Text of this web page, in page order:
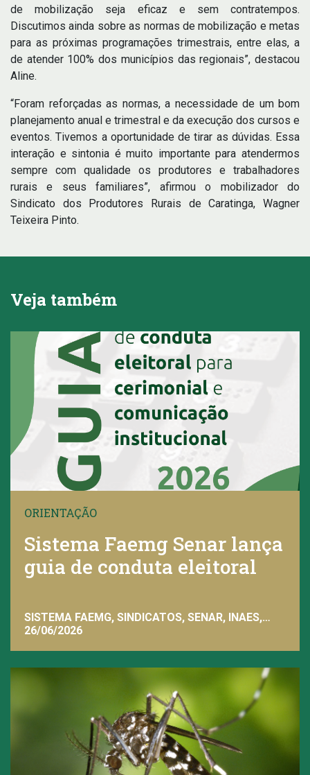
de mobilização seja eficaz e sem contratempos.
Discutimos ainda sobre as normas de mobilização e metas
para as próximas programações trimestrais, entre elas, a
de atender 100% dos municípios das regionais”, destacou
Aline.
“Foram reforçadas as normas, a necessidade de um bom
planejamento anual e trimestral e da execução dos cursos e
eventos. Tivemos a oportunidade de tirar as dúvidas. Essa
interação e sintonia é muito importante para atendermos
sempre com qualidade os produtores e trabalhadores
rurais e seus familiares”, afirmou o mobilizador do
Sindicato dos Produtores Rurais de Caratinga, Wagner
Teixeira Pinto.
Veja também
ORIENTAÇÃO
Sistema Faemg Senar lança
guia de conduta eleitoral
SISTEMA FAEMG, SINDICATOS, SENAR, INAES,
FAEMG
26/06/2026